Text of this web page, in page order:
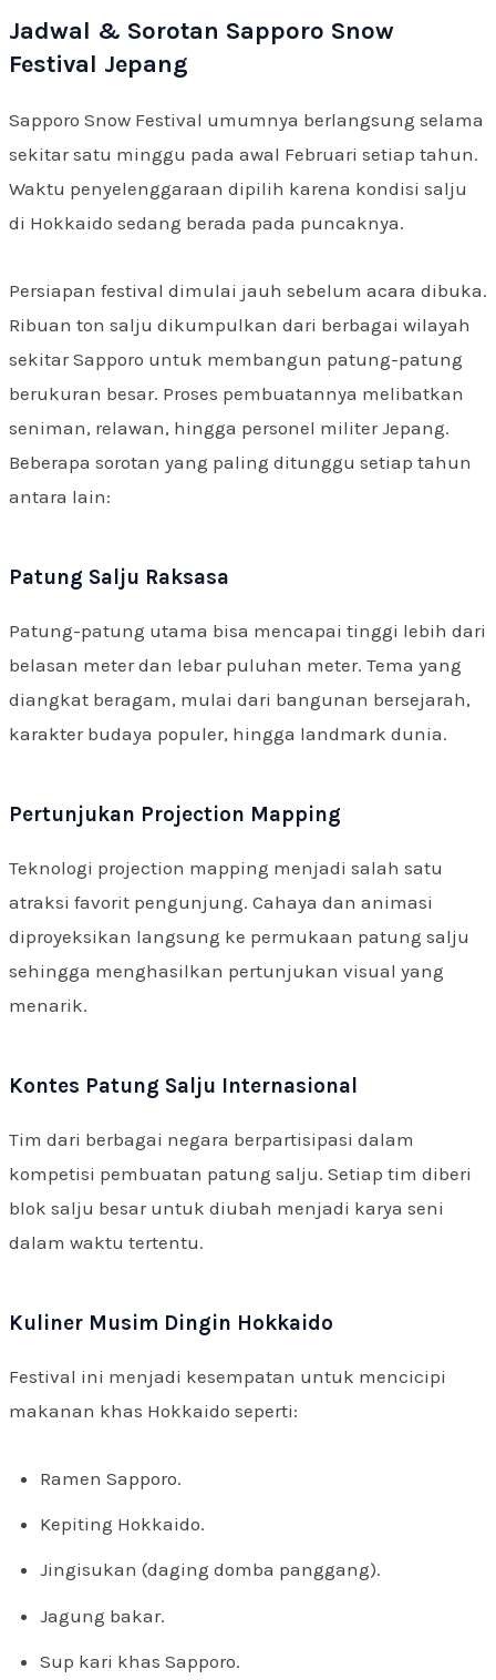
Jadwal & Sorotan Sapporo Snow
Festival Jepang
Sapporo Snow Festival umumnya berlangsung selama
sekitar satu minggu pada awal Februari setiap tahun.
Waktu penyelenggaraan dipilih karena kondisi salju
di Hokkaido sedang berada pada puncaknya.
Persiapan festival dimulai jauh sebelum acara dibuka.
Ribuan ton salju dikumpulkan dari berbagai wilayah
sekitar Sapporo untuk membangun patung-patung
berukuran besar. Proses pembuatannya melibatkan
seniman, relawan, hingga personel militer Jepang.
Beberapa sorotan yang paling ditunggu setiap tahun
antara lain:
Patung Salju Raksasa
Patung-patung utama bisa mencapai tinggi lebih dari
belasan meter dan lebar puluhan meter. Tema yang
diangkat beragam, mulai dari bangunan bersejarah,
karakter budaya populer, hingga landmark dunia.
Pertunjukan Projection Mapping
Teknologi projection mapping menjadi salah satu
atraksi favorit pengunjung. Cahaya dan animasi
diproyeksikan langsung ke permukaan patung salju
sehingga menghasilkan pertunjukan visual yang
menarik.
Kontes Patung Salju Internasional
Tim dari berbagai negara berpartisipasi dalam
kompetisi pembuatan patung salju. Setiap tim diberi
blok salju besar untuk diubah menjadi karya seni
dalam waktu tertentu.
Kuliner Musim Dingin Hokkaido
Festival ini menjadi kesempatan untuk mencicipi
makanan khas Hokkaido seperti:
Ramen Sapporo.
Kepiting Hokkaido.
Jingisukan (daging domba panggang).
Jagung bakar.
Sup kari khas Sapporo.